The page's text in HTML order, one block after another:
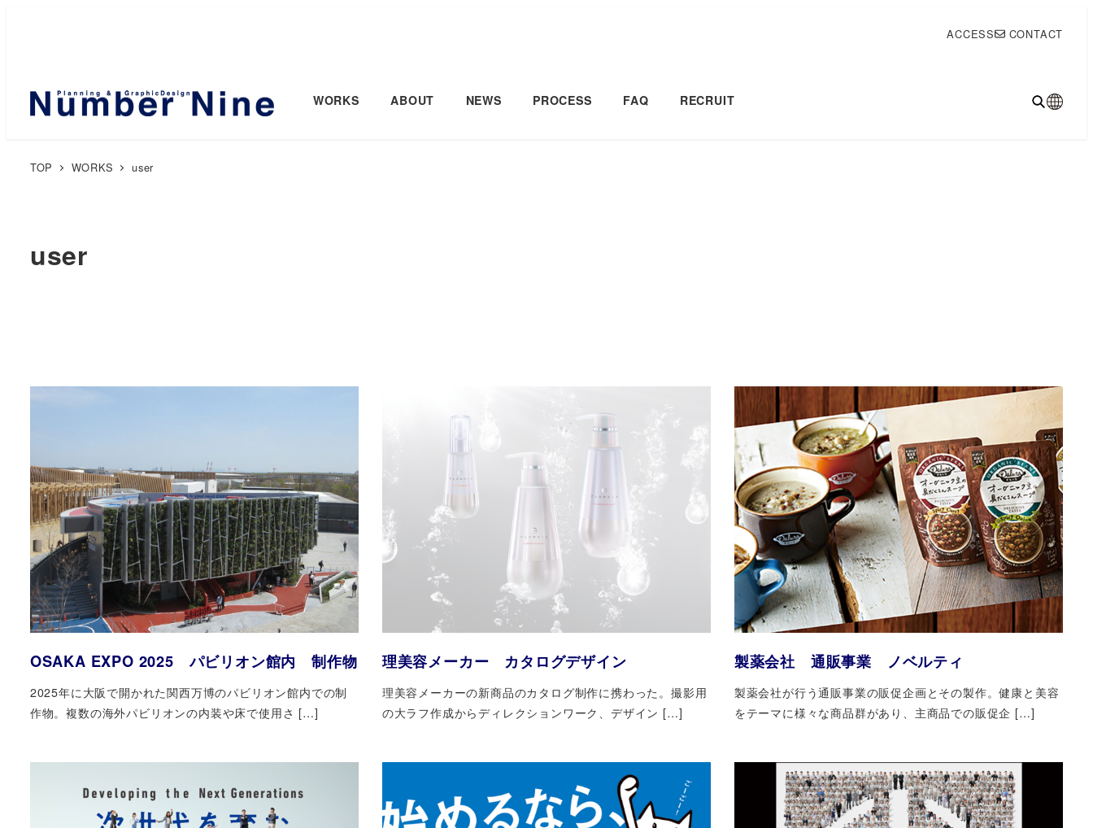
ACCESS CONTACT
WORKS ABOUT NEWS PROCESS FAQ RECRUIT
TOP WORKS user
user
OSAKA EXPO 2025 パビリオン館内 制作物
2025年に大阪で開かれた関西万博のパビリオン館内での制
作物。複数の海外パビリオンの内装や床で使用さ […]
理美容メーカー カタログデザイン
理美容メーカーの新商品のカタログ制作に携わった。撮影用
の大ラフ作成からディレクションワーク、デザイン […]
製薬会社 通販事業 ノベルティ
製薬会社が行う通販事業の販促企画とその製作。健康と美容
をテーマに様々な商品群があり、主商品での販促企 […]